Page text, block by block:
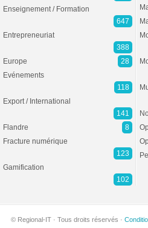
Enseignement / Formation
647
Entrepreneuriat
388
Europe
28
Evénements
118
Export / International
141
Flandre
8
Fracture numérique
123
Gamification
102
© Regional-IT · Tous droits réservés ·